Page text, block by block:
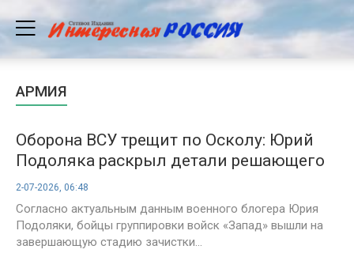
АРМИЯ
Оборона ВСУ трещит по Осколу: Юрий
Подоляка раскрыл детали решающего
штурма Купянска-Узлового, сводка СВО
на утро 02.07.2026
2-07-2026, 06:48
Согласно актуальным данным военного блогера Юрия
Подоляки, бойцы группировки войск «Запад» вышли на
завершающую стадию зачистки...